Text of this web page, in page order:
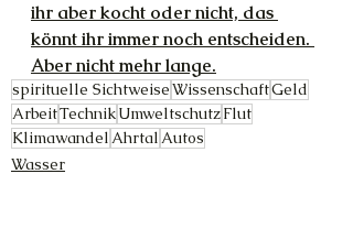
ihr aber kocht oder nicht, das
könnt ihr immer noch entscheiden.
Aber nicht mehr lange.
spirituelle SichtweiseWissenschaftGeld
ArbeitTechnikUmweltschutzFlut
KlimawandelAhrtalAutos
Wasser